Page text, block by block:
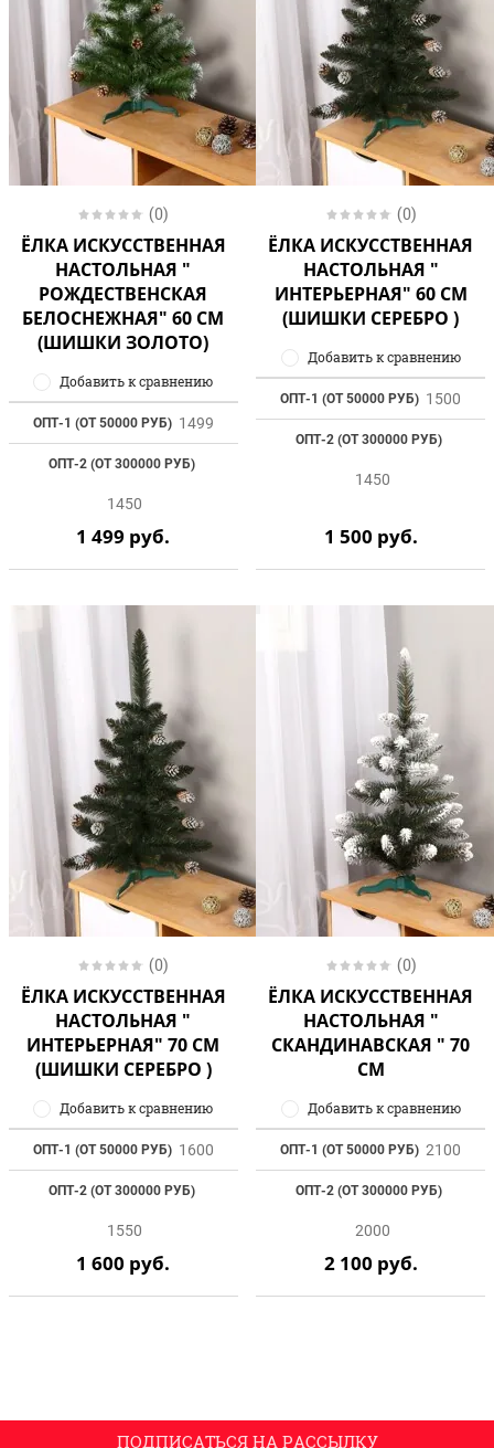
(0)
ЁЛКА ИСКУССТВЕННАЯ
НАСТОЛЬНАЯ "
РОЖДЕСТВЕНСКАЯ
БЕЛОСНЕЖНАЯ" 60 СМ
(ШИШКИ ЗОЛОТО)
Добавить к сравнению
ОПТ-1 (ОТ 50000 РУБ) 1499
ОПТ-2 (ОТ 300000 РУБ)
1450
1 499 руб.
(0)
ЁЛКА ИСКУССТВЕННАЯ
НАСТОЛЬНАЯ "
ИНТЕРЬЕРНАЯ" 60 СМ
(ШИШКИ СЕРЕБРО )
Добавить к сравнению
ОПТ-1 (ОТ 50000 РУБ) 1500
ОПТ-2 (ОТ 300000 РУБ)
1450
1 500 руб.
(0)
ЁЛКА ИСКУССТВЕННАЯ
НАСТОЛЬНАЯ "
ИНТЕРЬЕРНАЯ" 70 СМ
(ШИШКИ СЕРЕБРО )
Добавить к сравнению
ОПТ-1 (ОТ 50000 РУБ) 1600
ОПТ-2 (ОТ 300000 РУБ)
1550
1 600 руб.
(0)
ЁЛКА ИСКУССТВЕННАЯ
НАСТОЛЬНАЯ "
СКАНДИНАВСКАЯ " 70
СМ
Добавить к сравнению
ОПТ-1 (ОТ 50000 РУБ) 2100
ОПТ-2 (ОТ 300000 РУБ)
2000
2 100 руб.
ПОДПИСАТЬСЯ НА РАССЫЛКУ